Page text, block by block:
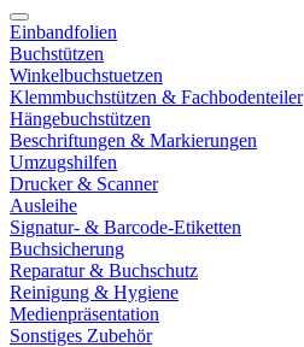
Einbandfolien
Buchstützen
Winkelbuchstuetzen
Klemmbuchstützen & Fachbodenteiler
Hängebuchstützen
Beschriftungen & Markierungen
Umzugshilfen
Drucker & Scanner
Ausleihe
Signatur- & Barcode-Etiketten
Buchsicherung
Reparatur & Buchschutz
Reinigung & Hygiene
Medienpräsentation
Sonstiges Zubehör